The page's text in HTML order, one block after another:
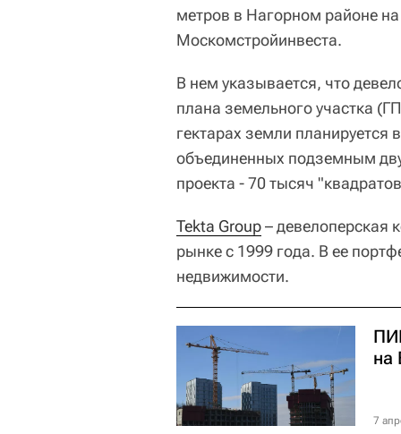
метров в Нагорном районе
Москомстройинвеста.
В нем указывается, что
плана земельного участка
гектарах земли планируется
объединенных подземным
проекта - 70 тысяч
Tekta Group– девелоперская
рынке с 1999 года. В ее
недвижимости.
на
7